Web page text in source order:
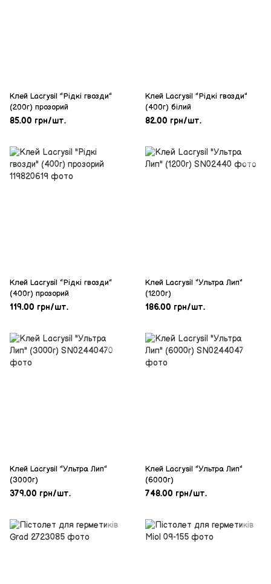
Клей Lacrysil "Рідкі гвозди"
(200г) прозорий
85.00 грн/шт.
Клей Lacrysil "Рідкі гвозди"
(400г) білий
82.00 грн/шт.
Клей Lacrysil "Рідкі гвозди"
(400г) прозорий
119.00 грн/шт.
Клей Lacrysil "Ультра Лип"
(1200г)
186.00 грн/шт.
Клей Lacrysil "Ультра Лип"
(3000г)
379.00 грн/шт.
Клей Lacrysil "Ультра Лип"
(6000г)
748.00 грн/шт.